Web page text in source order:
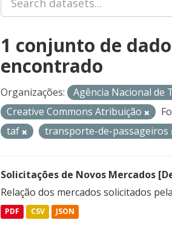
1 conjunto de
encontrado
Organizações: Agência Nacional
Creative Commons Atribuição
taf
transporte-de-passageiros
Solicitações de Novos Mercados
Relação dos mercados solicitados
PDF CSV JSON